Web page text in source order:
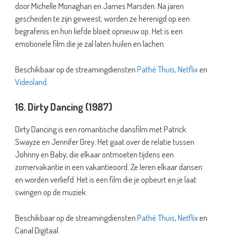
door Michelle Monaghan en James Marsden. Na jaren
gescheiden te zijn geweest, worden ze herenigd op een
begrafenis en hun liefde bloeit opnieuw op. Het is een
emotionele film die je zal laten huilen en lachen.
Beschikbaar op de streamingdienstenPathé Thuis,Netflixen
Videoland
16. Dirty Dancing (1987)
Dirty Dancing is een romantische dansfilm met Patrick
Swayze en Jennifer Grey. Het gaat over de relatie tussen
Johnny en Baby, die elkaar ontmoeten tijdens een
zomervakantie in een vakantieoord. Ze leren elkaar dansen
en worden verliefd. Het is een film die je opbeurt en je laat
swingen op de muziek.
Beschikbaar op de streamingdienstenPathé Thuis,Netflixen
Canal Digitaal.